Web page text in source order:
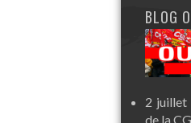
BLOG
2 juillet
de la